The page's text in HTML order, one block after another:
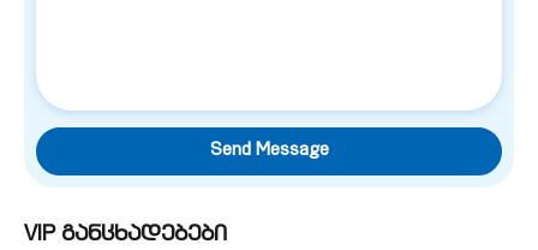
Send Message
VIP განცხადებები